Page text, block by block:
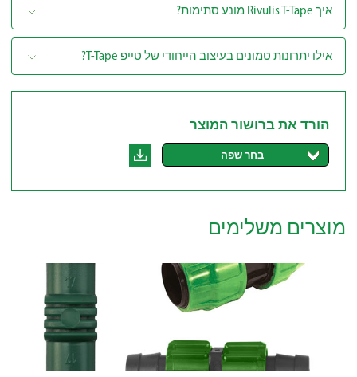
איך Rivulis T-Tape מונע סתימות?
אילו יתרונות טמונים בעיצוב הייחודי של טייפ T-Tape?
הורד את ברושור המוצר
בחר שפה
מוצרים משלימים